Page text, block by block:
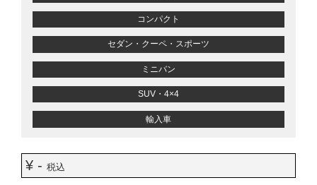
コンパクト
セダン・クーペ・スポーツ
ミニバン
SUV・4×4
輸入車
¥ - 税込